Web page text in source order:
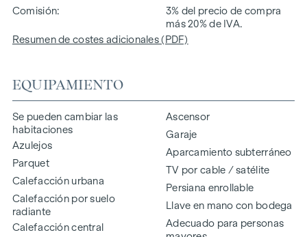
Comisión
3% del precio de compra
más 20% de IVA.
Resumen de costes adicionales (PDF)
EQUIPAMIENTO
Se pueden cambiar las
habitaciones
Azulejos
Parquet
Calefacción urbana
Calefacción por suelo
radiante
Calefacción central
Ascensor
Garaje
Aparcamiento subterráneo
TV por cable / satélite
Persiana enrollable
Llave en mano con bodega
Adecuado para personas